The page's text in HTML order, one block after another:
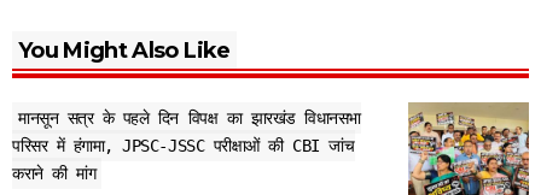
You Might Also Like
मानसून सत्र के पहले दिन विपक्ष का झारखंड विधानसभा
परिसर में हंगामा, JPSC-JSSC परीक्षाओं की CBI जांच
कराने की मांग